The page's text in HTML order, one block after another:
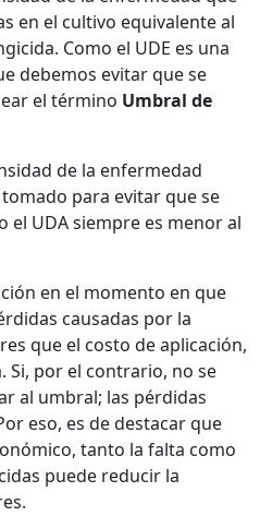
en el cultivo equivalente al
Como el UDE es una
debemos evitar que se
el término Umbral de
de la enfermedad
para evitar que se
el UDA siempre es menor al
en el momento en que
causadas por la
que el costo de aplicación,
Si, por el contrario, no se
al umbral; las pérdidas
eso, es de destacar que
tanto la falta como
puede reducir la